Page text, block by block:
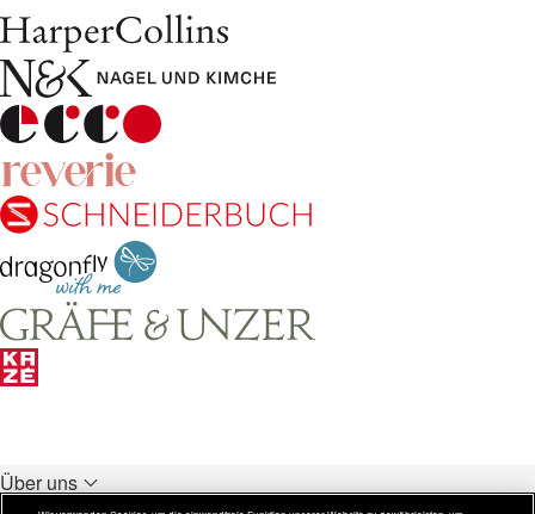
Über uns